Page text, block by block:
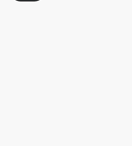
レ